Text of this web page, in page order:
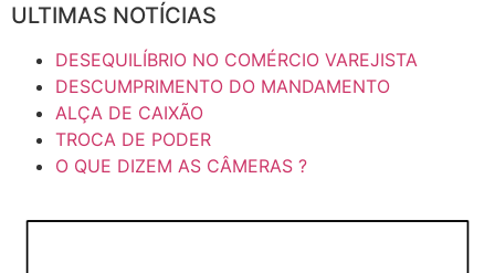
ULTIMAS NOTÍCIAS
DESEQUILÍBRIO NO COMÉRCIO VAREJISTA
DESCUMPRIMENTO DO MANDAMENTO
ALÇA DE CAIXÃO
TROCA DE PODER
O QUE DIZEM AS CÂMERAS ?